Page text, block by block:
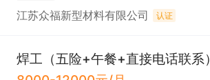
江苏众福新型材料有限公司 认证
焊工（五险+午餐+直接电话联系）